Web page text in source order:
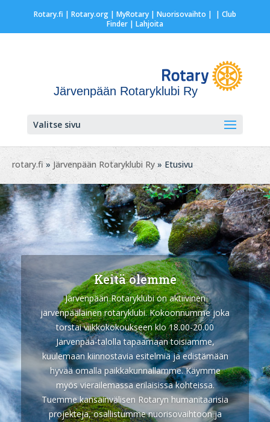
Rotary.fi | Rotary.org| MyRotary | Nuorisovaihto | | Club
Finder| Lahjoita
Järvenpään Rotaryklubi Ry
Valitse sivu
rotary.fi »Järvenpään Rotaryklubi Ry » Etusivu
Keitä olemme
Järvenpään Rotaryklubi on aktiivinen
järvenpääläinen rotaryklubi. Kokoonnumme joka
torstai viikkokokoukseen klo 18.00-20.00
Järvenpää-talolla tapaamaan toisiamme,
kuulemaan kiinnostavia esitelmiä ja edistämään
hyvää omalla paikkakunnallamme. Käymme
myös vierailemassa erilaisissa kohteissa.
Tuemme kansainvälisen Rotaryn humanitaarisia
projekteja, osallistumme nuorisovaihtoon ja